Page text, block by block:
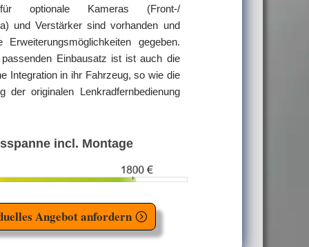
optionale Kameras (Front-/
und Verstärker sind vorhanden und
Erweiterungsmöglichkeiten gegeben.
Einbausatz ist ist auch die
Integration in ihr Fahrzeug, so wie die
der originalen Lenkradfernbedienung
incl. Montage
Angebot anfordern